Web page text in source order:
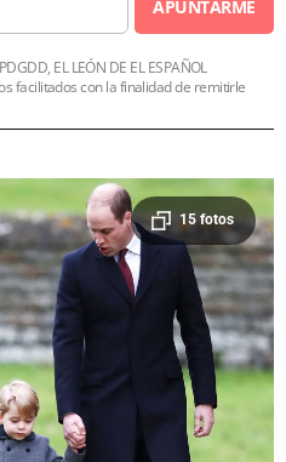
APUNTARME
EL LEÓN DE EL ESPAÑOL
facilitados con la finalidad de remitirle
15 fotos